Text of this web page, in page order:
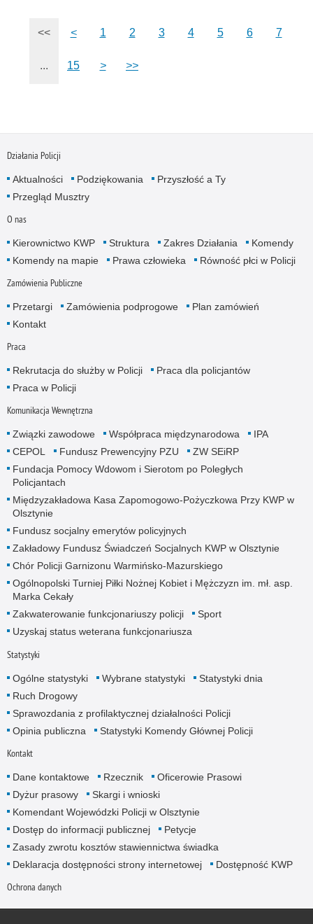
<< < 1 2 3 4 5 6 7
... 15 > >>
Działania Policji
Aktualności Podziękowania
Przyszłość a Ty
Przegląd Musztry
O nas
Kierownictwo KWP Struktura Zakres Działania
Komendy
Komendy na mapie
Prawa człowieka Równość płci w Policji
Zamówienia Publiczne
Przetargi Zamówienia podprogowe
Plan zamówień
Kontakt
Praca
Rekrutacja do służby w Policji
Praca dla policjantów
Praca w Policji
Komunikacja Wewnętrzna
Związki zawodowe Współpraca międzynarodowa
IPA
CEPOL
Fundusz Prewencyjny PZU
ZW SEiRP
Fundacja Pomocy Wdowom i Sierotom po Poległych
Policjantach
Międzyzakładowa Kasa Zapomogowo-Pożyczkowa Przy KWP w
Olsztynie
Fundusz socjalny emerytów policyjnych
Zakładowy Fundusz Świadczeń Socjalnych KWP w Olsztynie
Chór Policji Garnizonu Warmińsko-Mazurskiego
Ogólnopolski Turniej Piłki Nożnej Kobiet i Mężczyzn im. mł. asp.
Marka Cekały
Zakwaterowanie funkcjonariuszy policji
Sport
Uzyskaj status weterana funkcjonariusza
Statystyki
Ogólne statystyki Wybrane statystyki
Statystyki dnia
Ruch Drogowy
Sprawozdania z profilaktycznej działalności Policji
Opinia publiczna
Statystyki Komendy Głównej Policji
Kontakt
Dane kontaktowe Rzecznik
Oficerowie Prasowi
Dyżur prasowy
Skargi i wnioski
Komendant Wojewódzki Policji w Olsztynie
Dostęp do informacji publicznej
Petycje
Zasady zwrotu kosztów stawiennictwa świadka
Deklaracja dostępności strony internetowej
Dostępność KWP
Ochrona danych